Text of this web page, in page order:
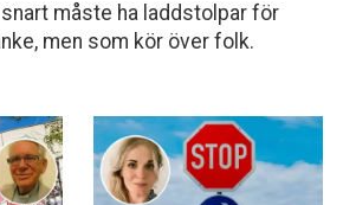
måste ha laddstolpar för
men som kör över folk.